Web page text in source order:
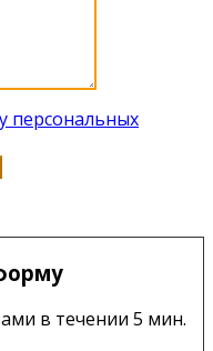
персональных
в течении 5 мин.